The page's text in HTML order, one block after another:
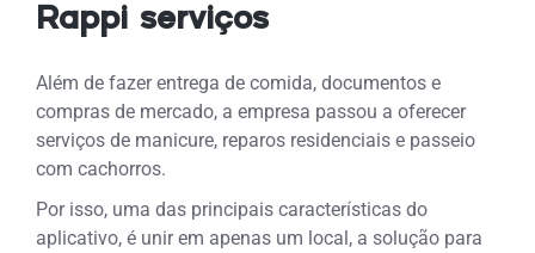
Rappi serviços
Além de fazer entrega de comida, documentos e
compras de mercado, a empresa passou a oferecer
serviços de manicure, reparos residenciais e passeio
com cachorros.
Por isso, uma das principais características do
aplicativo, é unir em apenas um local, a solução para